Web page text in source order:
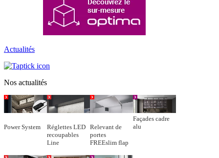
Actualités
Nos actualités
Power System
Réglettes LED
recoupables
Line
Relevant de
portes
FREEslim flap
Façades cadre
alu